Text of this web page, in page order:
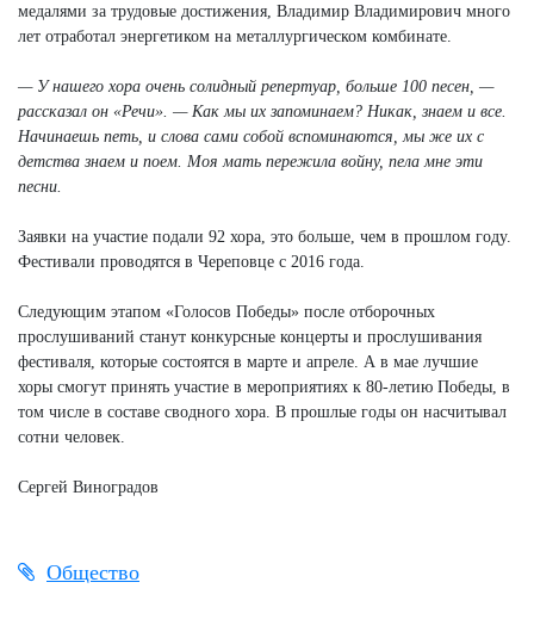
медалями за трудовые достижения, Владимир Владимирович много
лет отработал энергетиком на металлургическом комбинате.
— У нашего хора очень солидный репертуар, больше 100 песен, —
рассказал он «Речи». — Как мы их запоминаем? Никак, знаем и все.
Начинаешь петь, и слова сами собой вспоминаются, мы же их с
детства знаем и поем. Моя мать пережила войну, пела мне эти
песни.
Заявки на участие подали 92 хора, это больше, чем в прошлом году.
Фестивали проводятся в Череповце с 2016 года.
Следующим этапом «Голосов Победы» после отборочных
прослушиваний станут конкурсные концерты и прослушивания
фестиваля, которые состоятся в марте и апреле. А в мае лучшие
хоры смогут принять участие в мероприятиях к 80-летию Победы, в
том числе в составе сводного хора. В прошлые годы он насчитывал
сотни человек.
Сергей Виноградов
Общество